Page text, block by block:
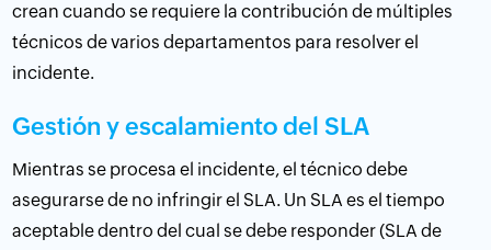
crean cuando se requiere la contribución de múltiples
técnicos de varios departamentos para resolver el
incidente.
Gestión y escalamiento del SLA
Mientras se procesa el incidente, el técnico debe
asegurarse de no infringir el SLA. Un SLA es el tiempo
aceptable dentro del cual se debe responder (SLA de